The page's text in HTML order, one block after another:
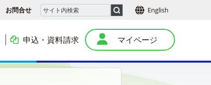
お問合せ English
申込・資料請求 マイページ